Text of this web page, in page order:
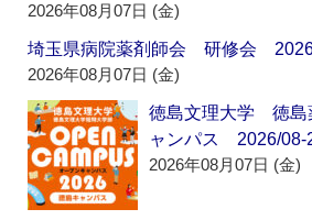
2026年08月07日 (金)
埼玉県病院薬剤師会 研修会
2026年08月07日 (金)
徳島文理大学 徳
ャンパス 2026/08-
2026年08月07日 (金)